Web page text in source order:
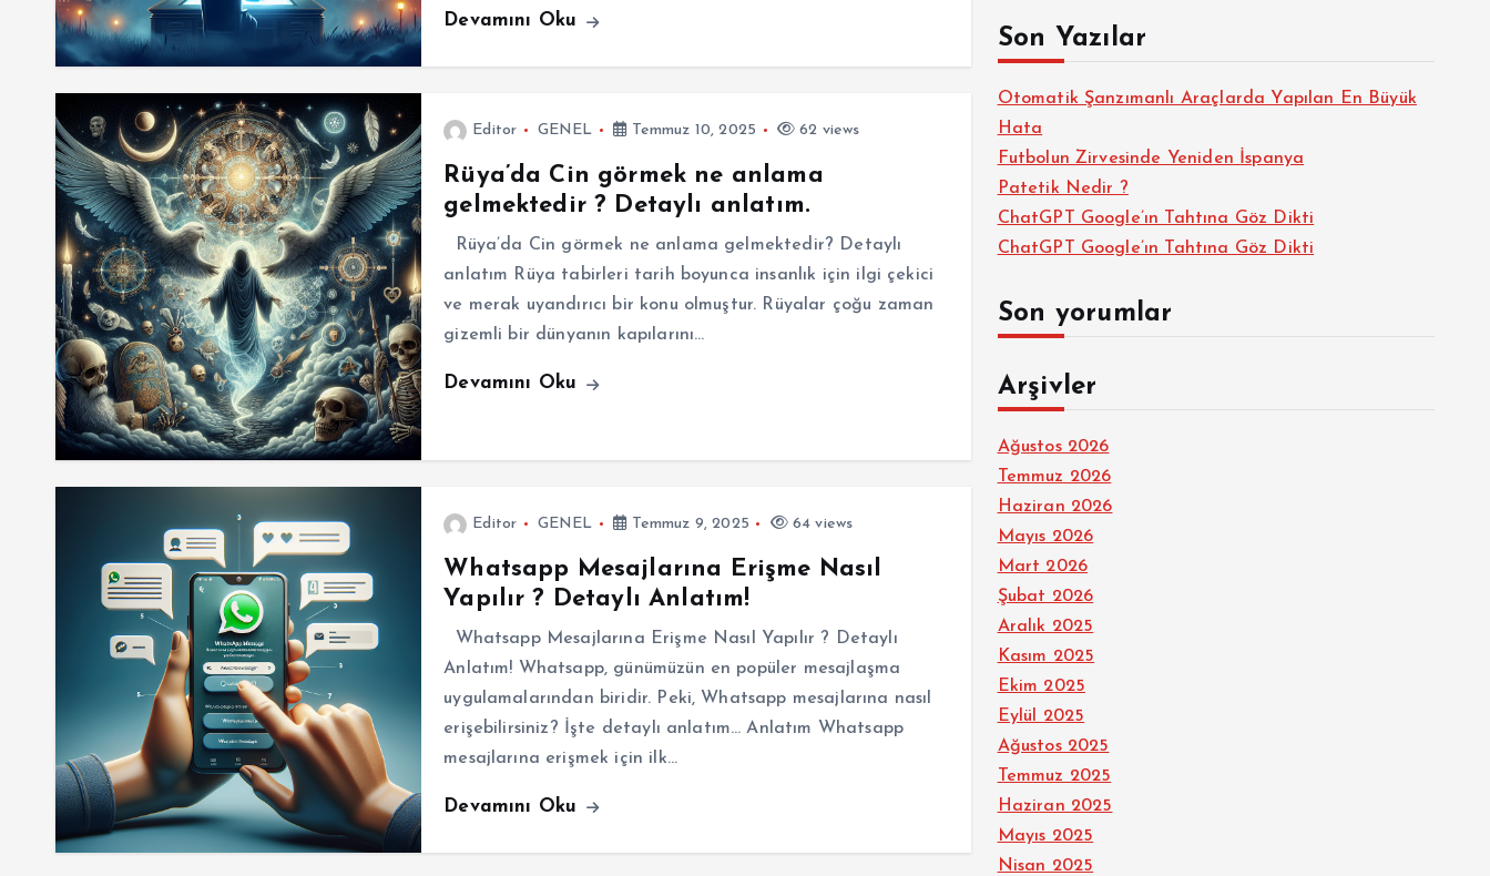
Devamını Oku
Editor GENEL Temmuz 10, 2025 62 views
Rüya’da Cin görmek ne anlama
gelmektedir ? Detaylı anlatım.
Rüya’da Cin görmek ne anlama gelmektedir? Detaylı
anlatım Rüya tabirleri tarih boyunca insanlık için ilgi çekici
ve merak uyandırıcı bir konu olmuştur. Rüyalar çoğu zaman
gizemli bir dünyanın kapılarını…
Devamını Oku
Editor GENEL Temmuz 9, 2025 64 views
Whatsapp Mesajlarına Erişme Nasıl
Yapılır ? Detaylı Anlatım!
Whatsapp Mesajlarına Erişme Nasıl Yapılır ? Detaylı
Anlatım! Whatsapp, günümüzün en popüler mesajlaşma
uygulamalarından biridir. Peki, Whatsapp mesajlarına nasıl
erişebilirsiniz? İşte detaylı anlatım… Anlatım Whatsapp
mesajlarına erişmek için ilk…
Devamını Oku
:Son Yazılar
Otomatik Şanzımanlı Araçlarda Yapılan En Büyük
Hata
Futbolun Zirvesinde Yeniden İspanya
Patetik Nedir ?
ChatGPT Google’ın Tahtına Göz Dikti
ChatGPT Google’ın Tahtına Göz Dikti
Son yorumlar
Arşivler
Ağustos 2026
Temmuz 2026
Haziran 2026
Mayıs 2026
Mart 2026
Şubat 2026
Aralık 2025
Kasım 2025
Ekim 2025
Eylül 2025
Ağustos 2025
Temmuz 2025
Haziran 2025
Mayıs 2025
Nisan 2025